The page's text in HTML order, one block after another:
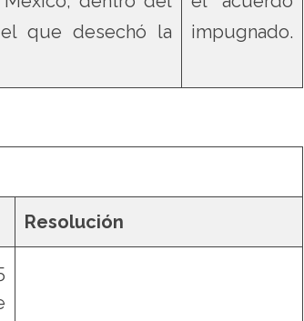
el que desechó la
impugnado.
Resolución